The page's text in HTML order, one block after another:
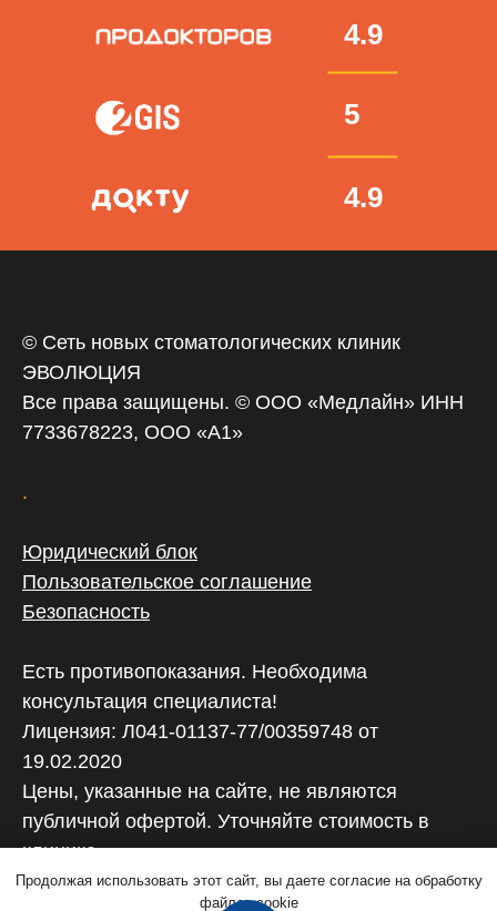
4.9
5
4.9
Продолжая использовать этот сайт, вы даете согласие на обработку
файлов cookie
© Сеть новых стоматологических клиник
ЭВОЛЮЦИЯ
Все права защищены. © ООО «‎Медлайн» ИНН
7733678223, ООО «А1»
.
Юридический блок
Пользовательское соглашение
Безопасность
Есть противопоказания. Необходима
консультация специалиста!
Лицензия: Л041-01137-77/00359748 от
19.02.2020
Цены, указанные на сайте, не являются
публичной офертой. Уточняйте стоимость в
клинике